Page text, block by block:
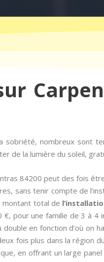
nombreux sont
de la lumière du soleil,
84200 peut des fois
sans tenir compte de
montant total de
pour une famille de 3 à 4
en fonction d’où on
fois plus dans la région
en offrant un large panel